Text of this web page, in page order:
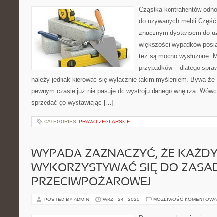
Cząstka kontrahentów
do używanych mebli
znacznym dystansem do
większości wypadków
też są mocno wysłużone.
przypadków – dlatego
należy jednak kierować się wyłącznie takim myśleniem. Bywa
pewnym czasie już nie pasuje do wystroju danego wnętrza.
sprzedać go wystawiając […]
CATEGORIES: PRAWO ŻEGLARSKIE
WYPADA ZAZNACZYĆ, ŻE
WYKORZYSTYWAĆ SIĘ DO
PRZECIWPOŻAROWEJ
POSTED BY ADMIN WRZ - 24 - 2025 MOŻLIWOŚĆ